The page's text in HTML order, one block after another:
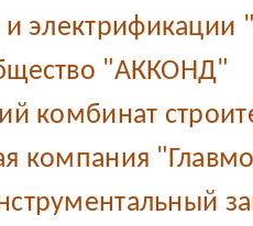
электрификации
"АККОНД"
комбинат
компания